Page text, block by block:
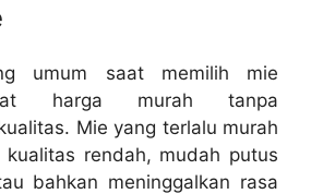
umum saat memilih mie
harga murah tanpa
Mie yang terlalu murah
kualitas rendah, mudah putus
bahkan meninggalkan rasa